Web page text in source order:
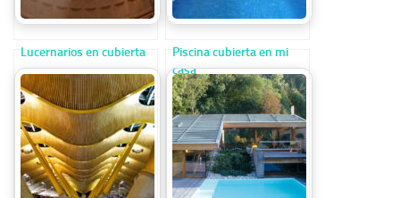
Lucernarios en cubierta
Piscina cubierta en mi
casa